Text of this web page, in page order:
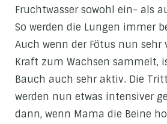
Fruchtwasser sowohl ein- als
So werden die Lungen immer
Auch wenn der Fötus nun
Kraft zum Wachsen sammelt,
Bauch auch sehr aktiv. Die
werden nun etwas intensiver
dann, wenn Mama die Beine